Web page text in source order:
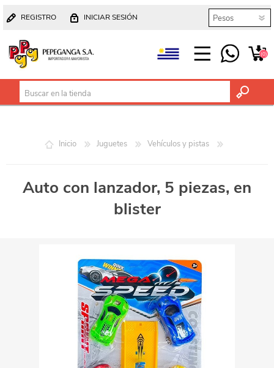
REGISTRO INICIAR SESIÓN
(0)
Inicio Juguetes Vehículos y pistas
Auto con lanzador, 5 piezas, en
blister